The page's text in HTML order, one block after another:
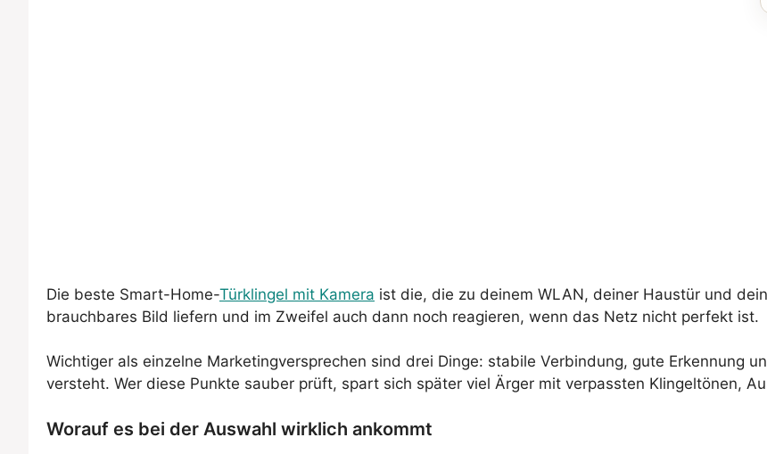
Die beste Smart-Home-Türklingel mit Kamera ist die, die zu deinem WLAN, deiner Haustür und
brauchbares Bild liefern und im Zweifel auch dann noch reagieren, wenn das Netz nicht perfekt ist.
Wichtiger als einzelne Marketingversprechen sind drei Dinge: stabile Verbindung, gute Erkennung
versteht. Wer diese Punkte sauber prüft, spart sich später viel Ärger mit verpassten Klingeltönen,
Worauf es bei der Auswahl wirklich ankommt